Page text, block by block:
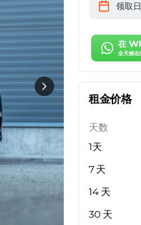
领取
在
全天候在
租金价格
天数
1天
7 天
14 天
30 天